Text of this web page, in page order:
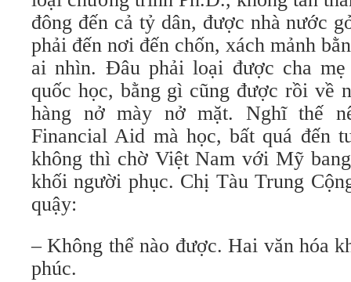
đông đến cả tỷ dân, được nhà nước
phải đến nơi đến chốn, xách mảnh
ai nhìn. Đâu phải loại được cha
quốc học, bằng gì cũng được rồi về
hàng nở mày nở mặt. Nghĩ thế
Financial Aid mà học, bất quá đến
không thì chờ Việt Nam với Mỹ
khối người phục. Chị Tàu Trung
quậy:
– Không thể nào được. Hai văn hóa
phúc.